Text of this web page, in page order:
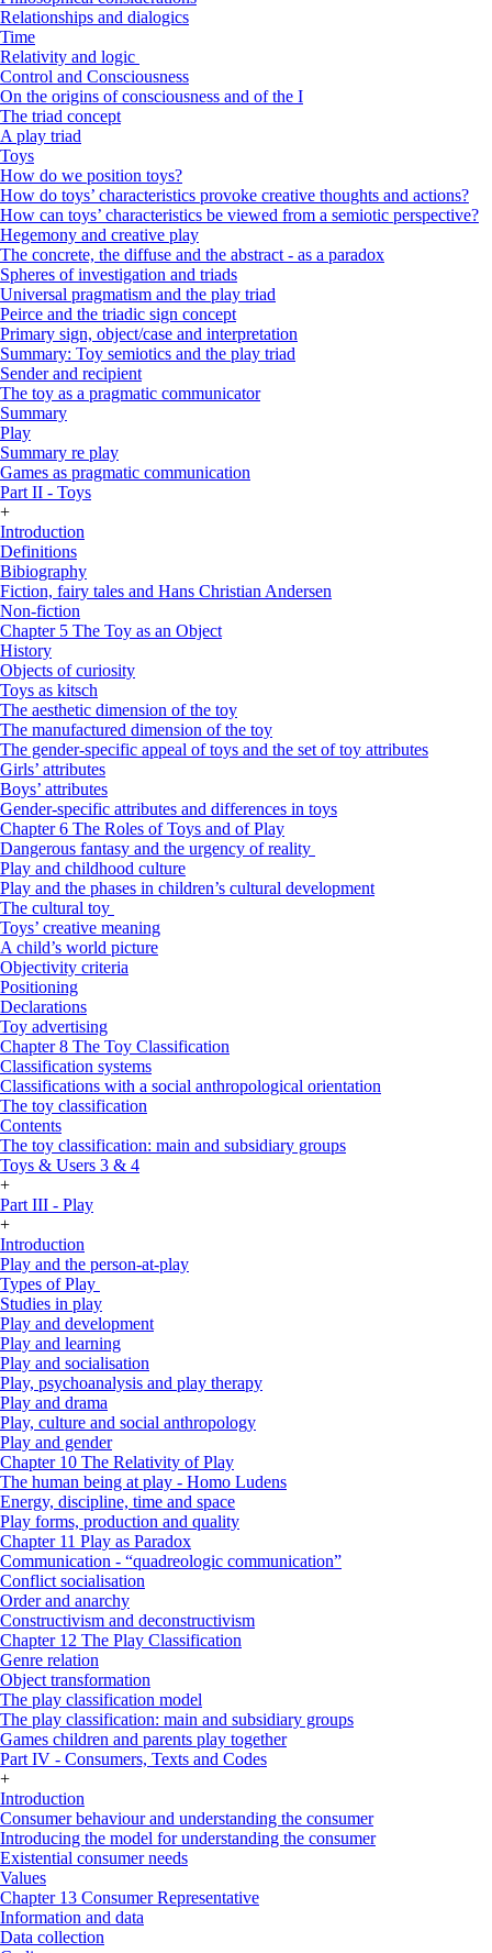
Relationships and dialogics
Time
Relativity and logic
Control and Consciousness
On the origins of consciousness and of the I
The triad concept
A play triad
Toys
How do we position toys?
How do toys’ characteristics provoke creative thoughts and actions?
How can toys’ characteristics be viewed from a semiotic perspective?
Hegemony and creative play
The concrete, the diffuse and the abstract - as a paradox
Spheres of investigation and triads
Universal pragmatism and the play triad
Peirce and the triadic sign concept
Primary sign, object/case and interpretation
Summary: Toy semiotics and the play triad
Sender and recipient
The toy as a pragmatic communicator
Summary
Play
Summary re play
Games as pragmatic communication
Part II - Toys
+
Introduction
Definitions
Bibiography
Fiction, fairy tales and Hans Christian Andersen
Non-fiction
Chapter 5 The Toy as an Object
History
Objects of curiosity
Toys as kitsch
The aesthetic dimension of the toy
The manufactured dimension of the toy
The gender-specific appeal of toys and the set of toy attributes
Girls’ attributes
Boys’ attributes
Gender-specific attributes and differences in toys
Chapter 6 The Roles of Toys and of Play
Dangerous fantasy and the urgency of reality
Play and childhood culture
Play and the phases in children’s cultural development
The cultural toy
Toys’ creative meaning
A child’s world picture
Objectivity criteria
Positioning
Declarations
Toy advertising
Chapter 8 The Toy Classification
Classification systems
Classifications with a social anthropological orientation
The toy classification
Contents
The toy classification: main and subsidiary groups
Toys & Users 3 & 4
+
Part III - Play
+
Introduction
Play and the person-at-play
Types of Play
Studies in play
Play and development
Play and learning
Play and socialisation
Play, psychoanalysis and play therapy
Play and drama
Play, culture and social anthropology
Play and gender
Chapter 10 The Relativity of Play
The human being at play - Homo Ludens
Energy, discipline, time and space
Play forms, production and quality
Chapter 11 Play as Paradox
Communication - “quadreologic communication”
Conflict socialisation
Order and anarchy
Constructivism and deconstructivism
Chapter 12 The Play Classification
Genre relation
Object transformation
The play classification model
The play classification: main and subsidiary groups
Games children and parents play together
Part IV - Consumers, Texts and Codes
+
Introduction
Consumer behaviour and understanding the consumer
Introducing the model for understanding the consumer
Existential consumer needs
Values
Chapter 13 Consumer Representative
Information and data
Data collection